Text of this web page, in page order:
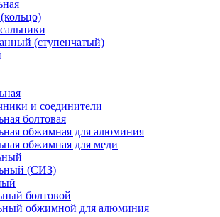
(ступенчатый)
и соединители
болтовая
обжимная для алюминия
обжимная для меди
(СИЗ)
болтовой
обжимной для алюминия